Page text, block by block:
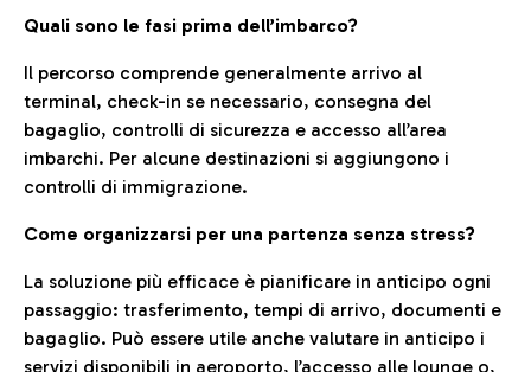
Quali sono le fasi prima dell’imbarco?
Il percorso comprende generalmente arrivo al
terminal, check-in se necessario, consegna del
bagaglio, controlli di sicurezza e accesso all’area
imbarchi. Per alcune destinazioni si aggiungono i
controlli di immigrazione.
Come organizzarsi per una partenza senza stress?
La soluzione più efficace è pianificare in anticipo ogni
passaggio: trasferimento, tempi di arrivo, documenti e
bagaglio. Può essere utile anche valutare in anticipo i
servizi disponibili in aeroporto, l’accesso alle lounge o,